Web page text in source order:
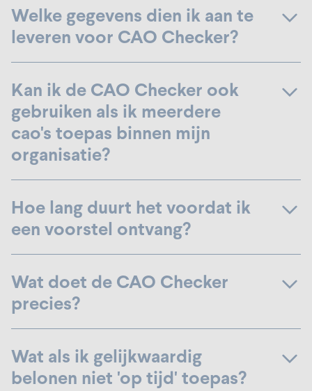
Welke gegevens dien ik aan te
leveren voor CAO Checker?
Kan ik de CAO Checker ook
gebruiken als ik meerdere
cao's toepas binnen mijn
organisatie?
Hoe lang duurt het voordat ik
een voorstel ontvang?
Wat doet de CAO Checker
precies?
Wat als ik gelijkwaardig
belonen niet 'op tijd' toepas?